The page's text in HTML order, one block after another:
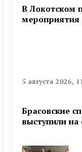
В Локотском
мероприятия
5 августа 2026,
Брасовские
выступили на